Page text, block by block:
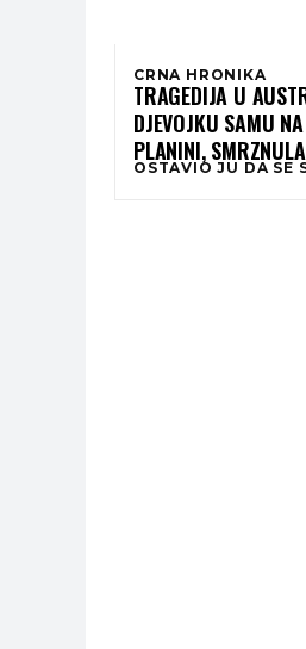
CRNA HRONIKA
TRAGEDIJA U
DJEVOJKU SAMU
PLANINI,
PREMINULA
OSTAVIO JU DA SE